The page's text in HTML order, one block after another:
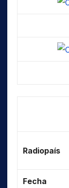
Radiopaís
Fecha